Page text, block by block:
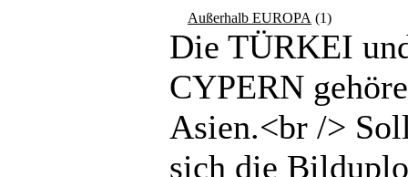
Außerhalb EUROPA (1)
Die TÜRKEI
CYPERN
Asien.<br />
sich die